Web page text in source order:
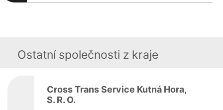
Ostatní společnosti z kraje
Cross Trans Service Kutná Hora,
S. R. O.